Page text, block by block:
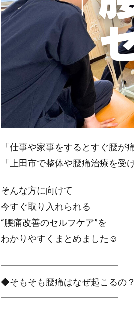
「仕事や家事をするとすぐ腰が
「上田市で整体や腰痛治療を
そんな方に向けて
今すぐ取り入れられる
“腰痛改善のセルフケア”を
わかりやすくまとめました☺️
━━━━━━━━━━━━━
◆そもそも腰痛はなぜ起こるの
━━━━━━━━━━━━━